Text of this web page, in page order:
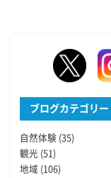
ブログカテゴリー
自然体験 (35)
観光 (51)
地域 (106)